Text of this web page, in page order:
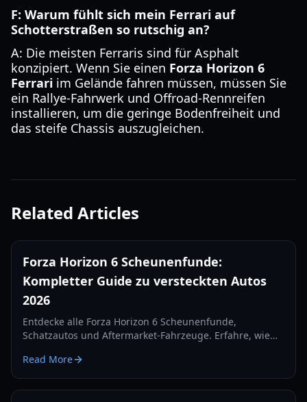
F: Warum fühlt sich mein Ferrari auf
Schotterstraßen so rutschig an?
A: Die meisten Ferraris sind für Asphalt
konzipiert. Wenn Sie einen Forza Horizon 6
Ferrari im Gelände fahren müssen, müssen Sie
ein Rallye-Fahrwerk und Offroad-Rennreifen
installieren, um die geringe Bodenfreiheit und
das steife Chassis auszugleichen.
Related Articles
Forza Horizon 6 Scheunenfunde:
Kompletter Guide zu versteckten Autos
2026
Entdecke alle Forza Horizon 6 Scheunenfunde,
Schatzautos und Aftermarket-Fahrzeuge. Erfahre, wie
restaurierst und anpasst.
Read More